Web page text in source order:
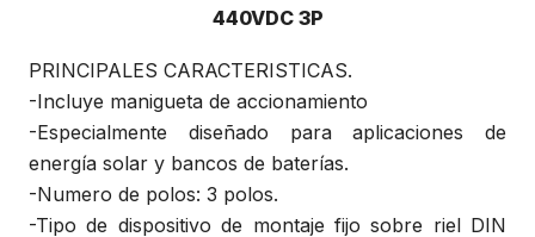
440VDC 3P
PRINCIPALES CARACTERISTICAS.
-Incluye manigueta de accionamiento
-Especialmente diseñado para aplicaciones de
energía solar y bancos de baterías.
-Numero de polos: 3 polos.
-Tipo de dispositivo de montaje fijo sobre riel DIN